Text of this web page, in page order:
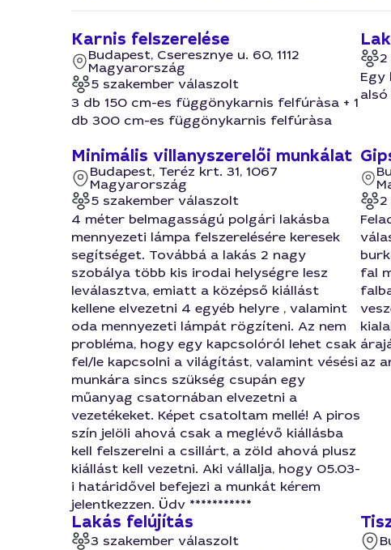
Karnis felszerelése
Budapest, Cseresznye u. 60, 1112
Magyarország
5 szakember válaszolt
3 db 150 cm-es függönykarnis felfúràsa + 1
db 300 cm-es függönykarnis felfúràsa
Egy
Minimális villanyszerelői munkálat
Budapest, Teréz krt. 31, 1067
Magyarország
5 szakember válaszolt
4 méter belmagasságú polgári lakásba
mennyezeti lámpa felszerelésére keresek
segítséget. Továbbá a lakás 2 nagy
szobálya több kis irodai helységre lesz
leválasztva, emiatt a középső kiállást
kellene elvezetni 4 egyéb helyre , valamint
oda mennyezeti lámpát rögzíteni. Az nem
probléma, hogy egy kapcsolóról lehet csak
fel/le kapcsolni a világítást, valamint vésési
munkára sincs szükség csupán egy
műanyag csatornában elvezetni a
vezetékeket. Képet csatoltam mellé! A piros
szín jelöli ahová csak a meglévő kiállásba
kell felszerelni a csillárt, a zöld ahová plusz
kiállást kell vezetni. Aki vállalja, hogy 05.03-
i határidővel befejezi a munkát kérem
jelentkezzen. Üdv ***********
fal
az
Lakás felújítás
3 szakember válaszolt